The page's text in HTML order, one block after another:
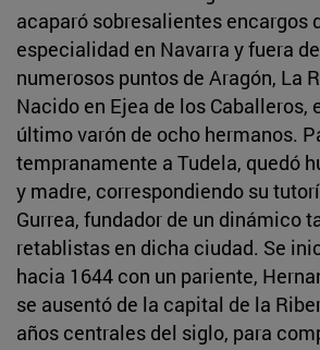
acaparó sobresalientes encargos
especialidad en Navarra y fuera
numerosos puntos de Aragón, La
Nacido en Ejea de los Caballeros,
último varón de ocho hermanos.
tempranamente a Tudela, quedó
y madre, correspondiendo su
Gurrea, fundador de un dinámico
retablistas en dicha ciudad. Se
hacia 1644 con un pariente,
se ausentó de la capital de la
años centrales del siglo, para